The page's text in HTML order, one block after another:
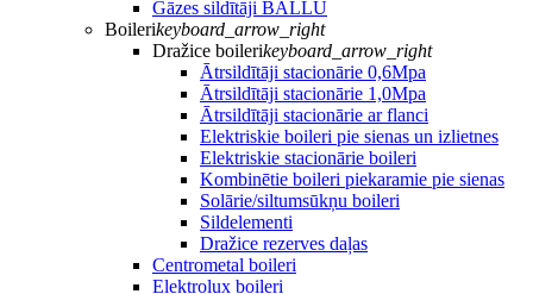
Gāzes sildītāji BALLU
Boilerikeyboard_arrow_right
Dražice boilerikeyboard_arrow_right
Ātrsildītāji stacionārie 0,6Mpa
Ātrsildītāji stacionārie 1,0Mpa
Ātrsildītāji stacionārie ar flanci
Elektriskie boileri pie sienas un izlietnes
Elektriskie stacionārie boileri
Kombinētie boileri piekaramie pie sienas
Solārie/siltumsūkņu boileri
Sildelementi
Dražice rezerves daļas
Centrometal boileri
Elektrolux boileri